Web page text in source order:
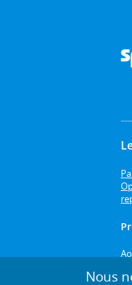
Nous